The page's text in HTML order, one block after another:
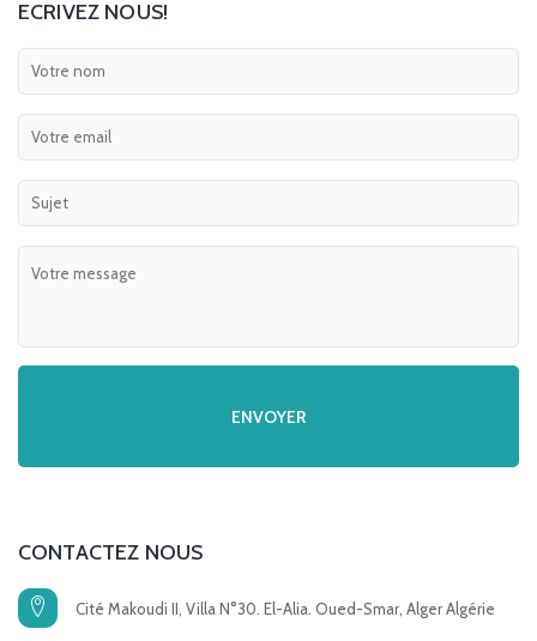
ECRIVEZ NOUS!
CONTACTEZ NOUS
Cité Makoudi II, Villa N°30. El-Alia. Oued-Smar, Alger Algérie